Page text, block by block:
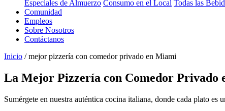
Especiales de Almuerzo Consumo en el Local Todas las
Comunidad
Empleos
Sobre Nosotros
Contáctanos
Inicio / mejor pizzería con comedor privado en Miami
La Mejor Pizzería con Comedor Privado
Sumérgete en nuestra auténtica cocina italiana, donde cada plato